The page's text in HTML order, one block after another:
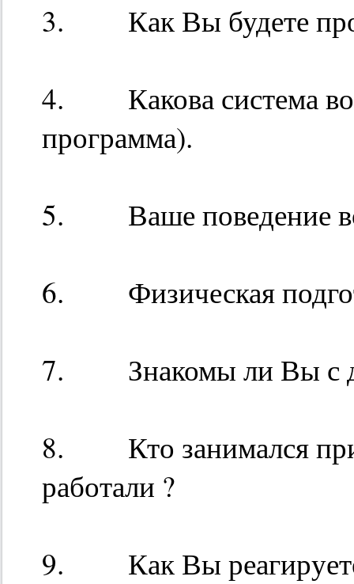
3. Как Вы будете
4. Какова система
программа).
5. Ваше поведение во
6. Физическая
7. Знакомы ли Вы с
8. Кто занимался
работали ?
9. Как Вы реагируете